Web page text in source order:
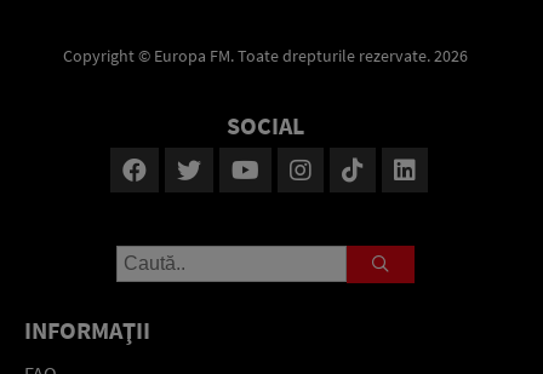
Copyright © Europa FM. Toate drepturile rezervate. 2026
SOCIAL
INFORMAŢII